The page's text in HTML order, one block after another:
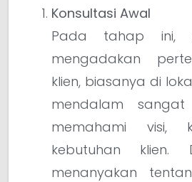
Konsultasi Awal
Pada tahap ini,
mengadakan
klien, biasanya di
mendalam
memahami visi,
kebutuhan klien.
menanyakan